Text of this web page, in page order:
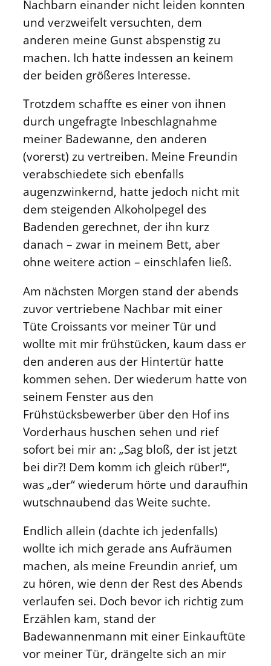
Nachbarn einander nicht leiden konnten
und verzweifelt versuchten, dem
anderen meine Gunst abspenstig zu
machen. Ich hatte indessen an keinem
der beiden größeres Interesse.
Trotzdem schaffte es einer von ihnen
durch ungefragte Inbeschlagnahme
meiner Badewanne, den anderen
(vorerst) zu vertreiben. Meine Freundin
verabschiedete sich ebenfalls
augenzwinkernd, hatte jedoch nicht mit
dem steigenden Alkoholpegel des
Badenden gerechnet, der ihn kurz
danach – zwar in meinem Bett, aber
ohne weitere action – einschlafen ließ.
Am nächsten Morgen stand der abends
zuvor vertriebene Nachbar mit einer
Tüte Croissants vor meiner Tür und
wollte mit mir frühstücken, kaum dass er
den anderen aus der Hintertür hatte
kommen sehen. Der wiederum hatte von
seinem Fenster aus den
Frühstücksbewerber über den Hof ins
Vorderhaus huschen sehen und rief
sofort bei mir an: „Sag bloß, der ist jetzt
bei dir?! Dem komm ich gleich rüber!“,
was „der“ wiederum hörte und daraufhin
wutschnaubend das Weite suchte.
Endlich allein (dachte ich jedenfalls)
wollte ich mich gerade ans Aufräumen
machen, als meine Freundin anrief, um
zu hören, wie denn der Rest des Abends
verlaufen sei. Doch bevor ich richtig zum
Erzählen kam, stand der
Badewannenmann mit einer Einkauftüte
vor meiner Tür, drängelte sich an mir